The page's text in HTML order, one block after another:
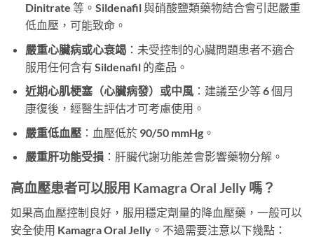
Dinitrate 等。Sildenafil 與硝酸鹽類藥物結合會引起嚴重
低血壓，可能致命。
嚴重心臟病或心衰竭：未受控制的心臟問題患者不適合
服用任何含有 Sildenafil 的產品。
近期心肌梗塞（心臟病發）或中風：建議至少等 6 個月
康復後，經醫生評估才可考慮使用。
嚴重低血壓：血壓低於 90/50 mmHg。
嚴重肝功能受損：肝臟代謝功能差會影響藥物分解。
高血壓患者可以服用 Kamagra Oral Jelly 嗎？
如果高血壓控制良好，服用穩定劑量的降血壓藥，一般可以
安全使用 Kamagra Oral Jelly。不過需要注意以下幾點：